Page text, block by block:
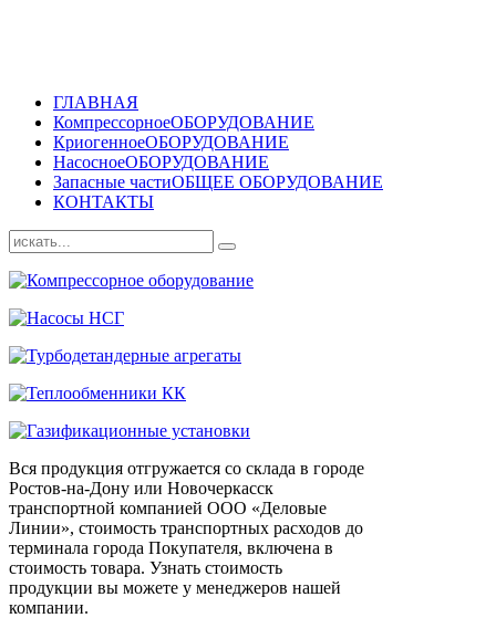
ГЛАВНАЯ
КомпрессорноеОБОРУДОВАНИЕ
КриогенноеОБОРУДОВАНИЕ
НасосноеОБОРУДОВАНИЕ
Запасные частиОБЩЕЕ ОБОРУДОВАНИЕ
КОНТАКТЫ
Вся продукция отгружается со склада в городе
Ростов-на-Дону или Новочеркасск
транспортной компанией ООО «Деловые
Линии», стоимость транспортных расходов до
терминала города Покупателя, включена в
стоимость товара. Узнать стоимость
продукции вы можете у менеджеров нашей
компании.